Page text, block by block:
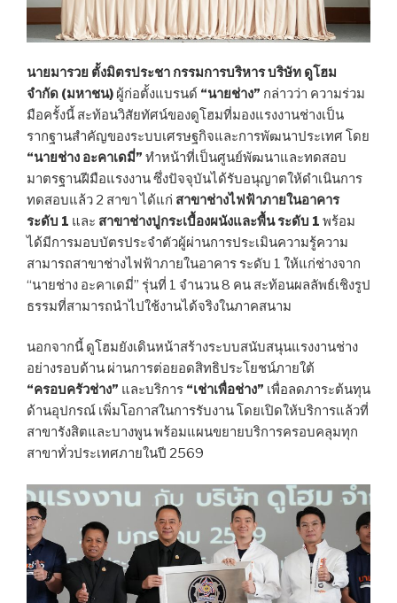
นายมารวย ตั้งมิตรประชา กรรมการบริหาร บริษัท ดูโฮม
จำกัด (มหาชน) ผู้ก่อตั้งแบรนด์ “นายช่าง” กล่าวว่า ความร่วม
มือครั้งนี้ สะท้อนวิสัยทัศน์ของดูโฮมที่มองแรงงานช่างเป็น
รากฐานสำคัญของระบบเศรษฐกิจและการพัฒนาประเทศ โดย
“นายช่าง อะคาเดมี่” ทำหน้าที่เป็นศูนย์พัฒนาและทดสอบ
มาตรฐานฝีมือแรงงาน ซึ่งปัจจุบันได้รับอนุญาตให้ดำเนินการ
ทดสอบแล้ว 2 สาขา ได้แก่ สาขาช่างไฟฟ้าภายในอาคาร
ระดับ 1 และ สาขาช่างปูกระเบื้องผนังและพื้น ระดับ 1 พร้อม
ได้มีการมอบบัตรประจำตัวผู้ผ่านการประเมินความรู้ความ
สามารถสาขาช่างไฟฟ้าภายในอาคาร ระดับ 1 ให้แก่ช่างจาก
“นายช่าง อะคาเดมี่” รุ่นที่ 1 จำนวน 8 คน สะท้อนผลลัพธ์เชิงรูป
ธรรมที่สามารถนำไปใช้งานได้จริงในภาคสนาม
นอกจากนี้ ดูโฮมยังเดินหน้าสร้างระบบสนับสนุนแรงงานช่าง
อย่างรอบด้าน ผ่านการต่อยอดสิทธิประโยชน์ภายใต้
“ครอบครัวช่าง” และบริการ “เช่าเพื่อช่าง” เพื่อลดภาระต้นทุน
ด้านอุปกรณ์ เพิ่มโอกาสในการรับงาน โดยเปิดให้บริการแล้วที่
สาขารังสิตและบางพูน พร้อมแผนขยายบริการครอบคลุมทุก
สาขาทั่วประเทศภายในปี 2569